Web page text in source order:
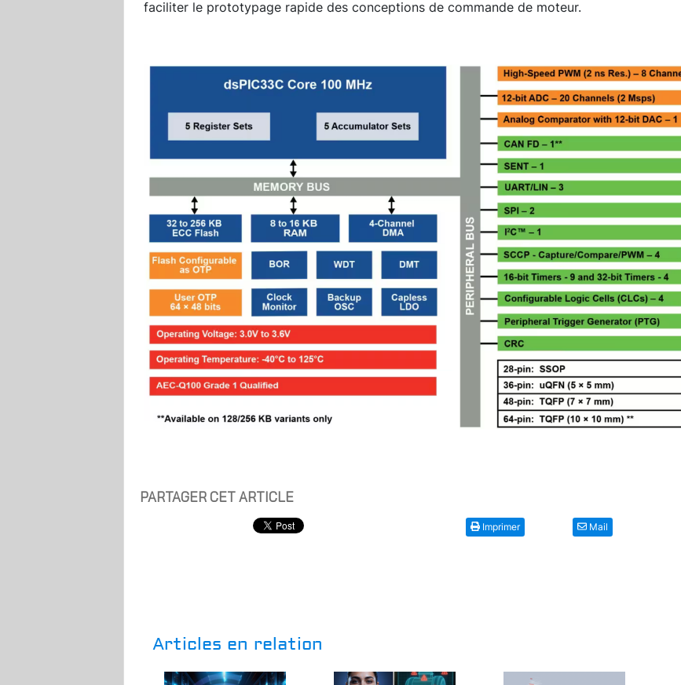
faciliter le prototypage rapide des conceptions de commande de moteur.
PARTAGER CET ARTICLE
Imprimer Mail
Articles en relation